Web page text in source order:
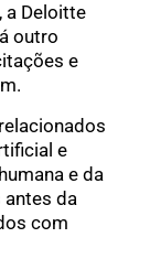
a Deloitte
outro
e
e
e da
da
com